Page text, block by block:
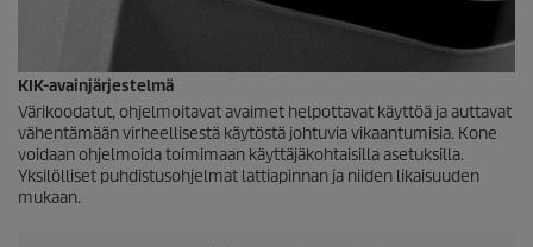
KIK-avainjärjestelmä
Värikoodatut, ohjelmoitavat avaimet helpottavat käyttöä ja auttavat
vähentämään virheellisestä käytöstä johtuvia vikaantumisia. Kone
voidaan ohjelmoida toimimaan käyttäjäkohtaisilla asetuksilla.
Yksilölliset puhdistusohjelmat lattiapinnan ja niiden likaisuuden
mukaan.